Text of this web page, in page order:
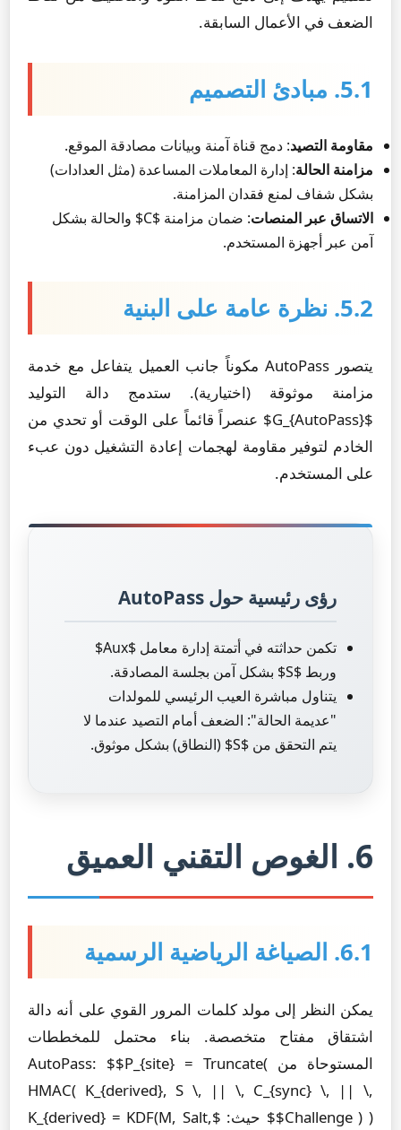
الضعف في الأعمال السابقة.
5.1. مبادئ التصميم
مقاومة التصيد: دمج قناة آمنة وبيانات مصادقة الموقع.
مزامنة الحالة: إدارة المعاملات المساعدة (مثل العدادات)
بشكل شفاف لمنع فقدان المزامنة.
الاتساق عبر المنصات
: ضمان مزامنة $C$ والحالة بشكل
آمن عبر أجهزة المستخدم.
5.2. نظرة عامة على البنية
يتصور AutoPass مكوناً جانب العميل يتفاعل مع خدمة
مزامنة موثوقة (اختيارية). ستدمج دالة التوليد
$G_{AutoPass}$ عنصراً قائماً على الوقت أو تحدي من
الخادم لتوفير مقاومة لهجمات إعادة التشغيل دون عبء
على المستخدم.
رؤى رئيسية حول AutoPass
تكمن حداثته في أتمتة إدارة معامل $Aux$
وربط $S$ بشكل آمن بجلسة المصادقة.
يتناول مباشرة العيب الرئيسي للمولدات
"عديمة الحالة": الضعف أمام التصيد عندما لا
يتم التحقق من $S$ (النطاق) بشكل موثوق.
6. الغوص التقني العميق
6.1. الصياغة الرياضية الرسمية
يمكن النظر إلى مولد كلمات المرور القوي على أنه دالة
اشتقاق مفتاح متخصصة. بناء محتمل للمخططات
المستوحاة من AutoPass: $$P_{site} = Truncate(
HMAC( K_{derived}, S \, || \, C_{sync} \, || \,
Challenge ) )$$ حيث: $K_{derived} = KDF(M, Salt,